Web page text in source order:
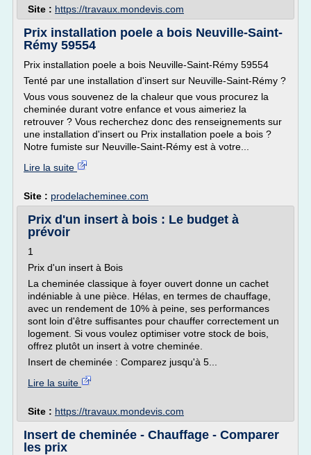
Site : https://travaux.mondevis.com
Prix installation poele a bois Neuville-Saint-
Rémy 59554
Prix installation poele a bois Neuville-Saint-Rémy 59554
Tenté par une installation d'insert sur Neuville-Saint-Rémy ?
Vous vous souvenez de la chaleur que vous procurez la
cheminée durant votre enfance et vous aimeriez la
retrouver ? Vous recherchez donc des renseignements sur
une installation d'insert ou Prix installation poele a bois ?
Notre fumiste sur Neuville-Saint-Rémy est à votre...
Lire la suite
Site : prodelacheminee.com
Prix d'un insert à bois : Le budget à
prévoir
1
Prix d'un insert à Bois
La cheminée classique à foyer ouvert donne un cachet
indéniable à une pièce. Hélas, en termes de chauffage,
avec un rendement de 10% à peine, ses performances
sont loin d'être suffisantes pour chauffer correctement un
logement. Si vous voulez optimiser votre stock de bois,
offrez plutôt un insert à votre cheminée.
Insert de cheminée : Comparez jusqu'à 5...
Lire la suite
Site : https://travaux.mondevis.com
Insert de cheminée - Chauffage - Comparer
les prix